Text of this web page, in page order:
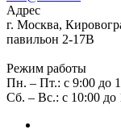
Адрес
г. Москва,
павильон 2-17В
Режим работы
Пн. – Пт.: с 9:00 до
Сб. – Вс.: с 10:00 до